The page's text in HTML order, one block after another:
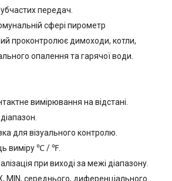
передач.
сфері пирометр
проконтролює димоходи, котли,
опалення та гарячої води.
вимірювання на відстані.
для візуального контролю.
виміру ℃ / ℉.
при виході за межі діапазону.
MIN, середнього, диференціального